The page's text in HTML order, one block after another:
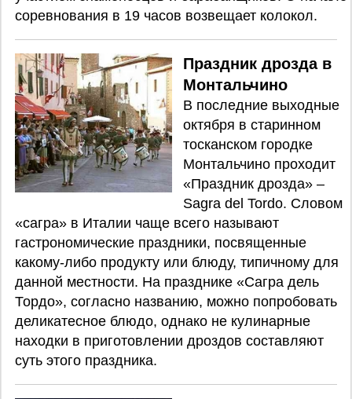
соревнования в 19 часов возвещает колокол.
Праздник дрозда в
Монтальчино
В последние выходные
октября в старинном
тосканском городке
Монтальчино проходит
«Праздник дрозда» –
Sagra del Tordo. Словом
«сагра» в Италии чаще всего называют
гастрономические праздники, посвященные
какому-либо продукту или блюду, типичному для
данной местности. На празднике «Сагра дель
Тордо», согласно названию, можно попробовать
деликатесное блюдо, однако не кулинарные
находки в приготовлении дроздов составляют
суть этого праздника.